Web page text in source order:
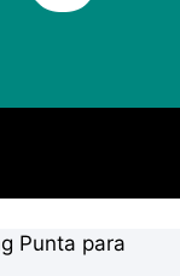
Punta para